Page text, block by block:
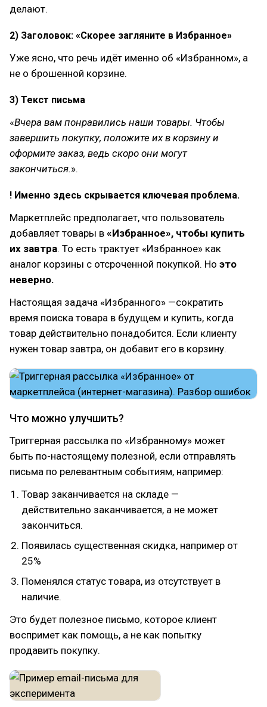
делают.
2) Заголовок: «Скорее загляните в Избранное»
Уже ясно, что речь идёт именно об «Избранном», а
не о брошенной корзине.
3) Текст письма
«Вчера вам понравились наши товары. Чтобы
завершить покупку, положите их в корзину и
оформите заказ, ведь скоро они могут
закончиться.».
! Именно здесь скрывается ключевая проблема.
Маркетплейс предполагает, что пользователь
добавляет товары в «Избранное», чтобы купить
их завтра. То есть трактует «Избранное» как
аналог корзины с отсроченной покупкой. Но это
неверно.
Настоящая задача «Избранного» —сократить
время поиска товара в будущем и купить, когда
товар действительно понадобится. Если клиенту
нужен товар завтра, он добавит его в корзину.
Что можно улучшить?
Триггерная рассылка по «Избранному» может
быть по-настоящему полезной, если отправлять
письма по релевантным событиям, например:
Товар заканчивается на складе —
действительно заканчивается, а не может
закончиться.
Появилась существенная скидка, например от
25%
Поменялся статус товара, из отсутствует в
наличие.
Это будет полезное письмо, которое клиент
воспримет как помощь, а не как попытку
продавить покупку.